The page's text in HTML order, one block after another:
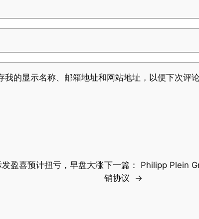
我的显示名称、邮箱地址和网站地址，以便下次评论
盈喜预计扭亏，早盘大涨下一篇：
Philipp Plein
销协议
→